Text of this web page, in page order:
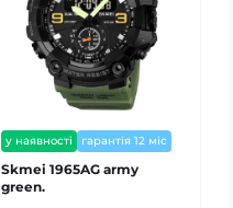
у наявності гарантія 12 міс
Skmei 1965AG army
green.